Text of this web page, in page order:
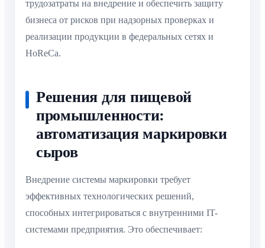
трудозатраты на внедрение и обеспечить защиту
бизнеса от рисков при надзорных проверках и
реализации продукции в федеральных сетях и
HoReCa.
Решения для пищевой
промышленности:
автоматизация маркировки
сыров
Внедрение системы маркировки требует
эффективных технологических решений,
способных интегрироваться с внутренними IT-
системами предприятия. Это обеспечивает: